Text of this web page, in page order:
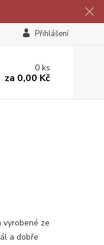
Přihlášení
0ks
za 0,00 Kč
vyrobené ze
a dobře